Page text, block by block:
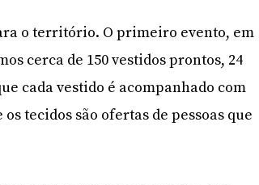
o território. O primeiro evento, em
cerca de 150 vestidos prontos, 24
cada vestido é acompanhado com
tecidos são ofertas de pessoas que